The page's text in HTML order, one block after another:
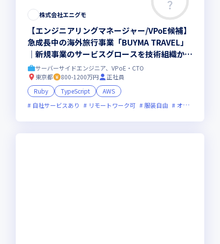
株式会社エニグモ
【エンジニアリングマネージャー/VPoE候補】
急成長中の海外旅行事業「BUYMA TRAVEL」
｜新規事業のサービスグロースを技術組織から
牽引するリードWebエンジニア
サーバーサイドエンジニア、VPoE・CTO
東京都
800-1200万円
正社員
Ruby
TypeScript
AWS
自社サービスあり
リモートワーク可 服装自由 オンライン選考可